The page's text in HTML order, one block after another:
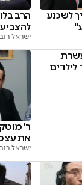
לשכנע
הרב
ישראל
לילדים
ר'
את
ישראל